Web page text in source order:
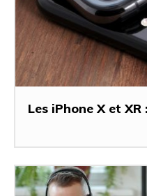
Les iPhone X et